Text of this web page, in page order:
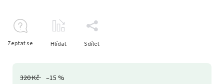
320 Kč –15 %
Zeptat se Hlídat Sdílet